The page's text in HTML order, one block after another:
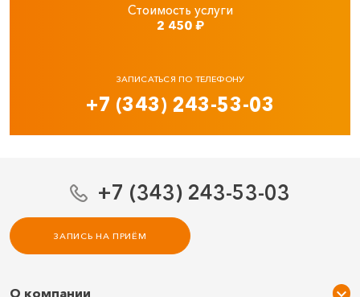
Стоимость услуги
2 450₽
ЗАПИСАТЬСЯ ПО ТЕЛЕФОНУ
+7 (343) 243-53-03
+7 (343) 243-53-03
ЗАПИСЬ НА ПРИЁМ
О компании